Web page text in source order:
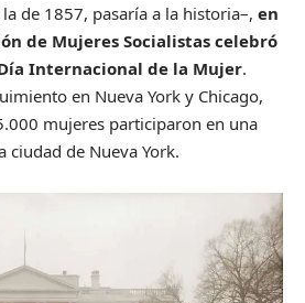
de 1857, pasaría a la historia–, en
de Mujeres Socialistas celebró
Internacional de la Mujer.
en Nueva York y Chicago,
mujeres participaron en una
ciudad de Nueva York.